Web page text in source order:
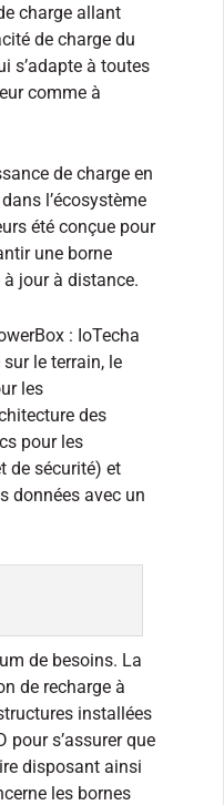
charge allant
de charge du
s’adapte à toutes
comme à
de charge en
l’écosystème
été conçue pour
une borne
jour à distance.
: IoTecha
le terrain, le
les
des
pour les
de sécurité) et
données avec un
de besoins. La
de recharge à
installées
pour s’assurer que
disposant ainsi
les bornes